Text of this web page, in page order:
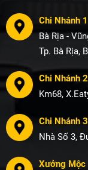
Chi Nhánh 1
Bà Rịa -
Tp. Bà Rịa,
Chi Nhánh 2
Km68,
Chi Nhánh 3
Nhà Số 3,
Xưởng Mộc